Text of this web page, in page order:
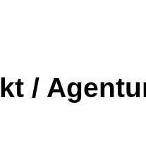
/